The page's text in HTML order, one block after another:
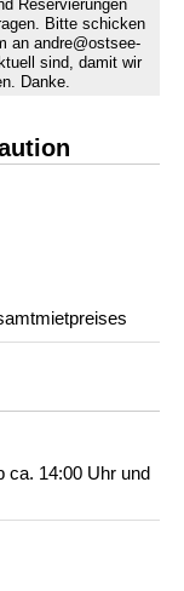
Reservierungen
Bitte schicken
an andre@ostsee-
sind, damit wir
Danke.
ca. 14:00 Uhr und